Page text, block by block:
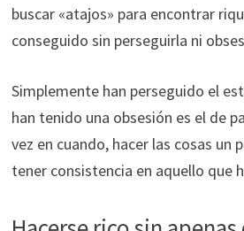
buscar «atajos» para encontrar
conseguido sin perseguirla ni
Simplemente han perseguido el
han tenido una obsesión es el de
vez en cuando, hacer las cosas un
tener consistencia en aquello que